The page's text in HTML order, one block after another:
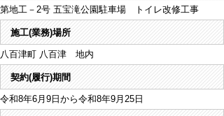
第地工－2号 五宝滝公園駐車場 トイレ改修工事
施工(業務)場所
八百津町 八百津 地内
契約(履行)期間
令和8年6月9日から令和8年9月25日